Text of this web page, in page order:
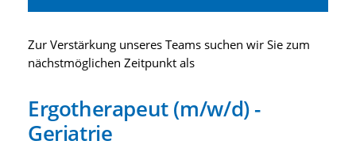
Zur Verstärkung unseres Teams suchen wir Sie zum
nächstmöglichen Zeitpunkt als
Ergotherapeut (m/w/d) -
Geriatrie